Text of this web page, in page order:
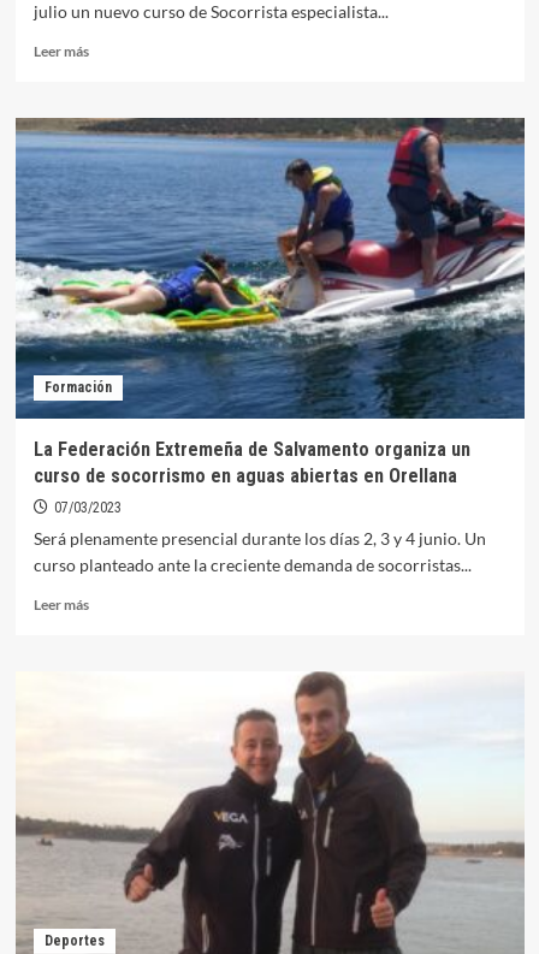
julio un nuevo curso de Socorrista especialista...
Leer másLeer
Orellana
acogerá
un
curso
de
Socorrista
especialista
en
espacios
acuáticos
naturales
Formación
La Federación Extremeña de Salvamento organiza un
curso de socorrismo en aguas abiertas en Orellana
07/03/2023
Será plenamente presencial durante los días 2, 3 y 4 junio. Un
curso planteado ante la creciente demanda de socorristas...
Leer másLeer
curso
socorrismo
abiertas
Deportes